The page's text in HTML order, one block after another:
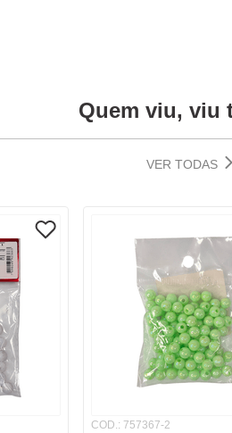
Quem viu, viu
VER TODAS
COD.: 757367-2